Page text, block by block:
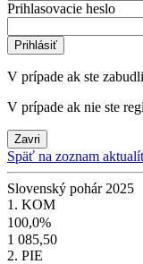
Prihlasovacie heslo
Prihlásiť
V prípade ak ste
V prípade ak nie ste
Zavri
Späť na zoznam aktualít
Slovenský pohár 2025
1. KOM
100,0%
1 085,50
2. PIE